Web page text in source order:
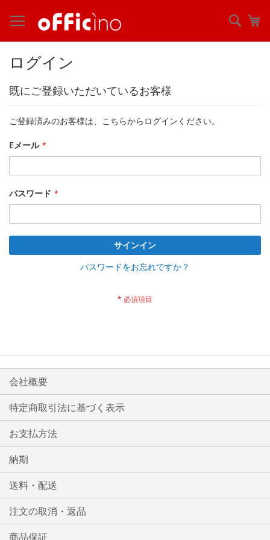
ン
テ
ン
に
キ
検
索
ログイン
既にご登録いただいているお客様
ご登録済みのお客様は、こちらからログインください。
Eメール
パスワード
サインイン
パスワードをお忘れですか？
会社概要
特定商取引法に基づく表示
お支払方法
納期
送料・配送
注文の取消・返品
商品保証